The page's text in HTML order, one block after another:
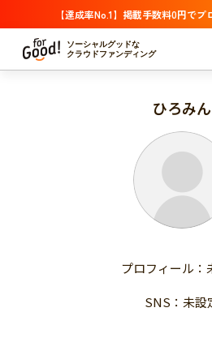
【達成率No.1】掲載手数料0円で
ソーシャルグッドな
クラウドファンディング
プロジェクトからさがす
支援金額が多い
終了日が近い
カテゴリーからさがす
医療・福祉
子ど
人権・マイノ
ひろみん
プロフィール：
SNS：未設